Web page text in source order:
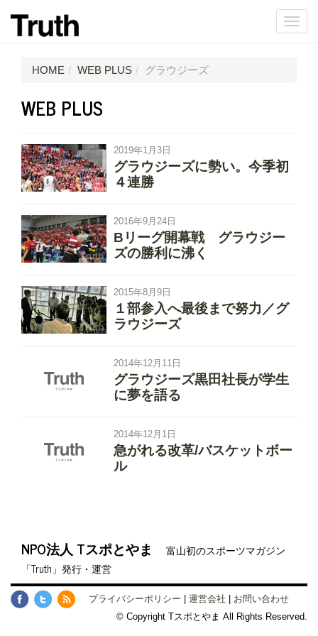
HOME WEB PLUS グラウジーズ
WEB PLUS
グラウジーズに勢い。今季初
４連勝
2019年1月3日
Bリーグ開幕戦 グラウジー
ズの勝利に沸く
2016年9月24日
１部参入へ最後まで努力／グ
ラウジーズ
2015年8月9日
グラウジーズ黒田社長が学生
に夢を語る
2014年12月11日
急がれる改革/バスケットボー
ル
2014年12月1日
NPO法人 Tスポとやま
富山初のスポーツマガジン
「Truth」発行・運営
プライバシーポリシー 運営会社
お問い合わせ
© Copyright Tスポとやま All Rights Reserved.